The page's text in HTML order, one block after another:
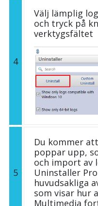
4
Välj lämplig
och tryck på
verktygsfältet
5
Du kommer
poppar upp,
och import av
Uninstaller
huvudsakliga
som visar hur
Multimedia